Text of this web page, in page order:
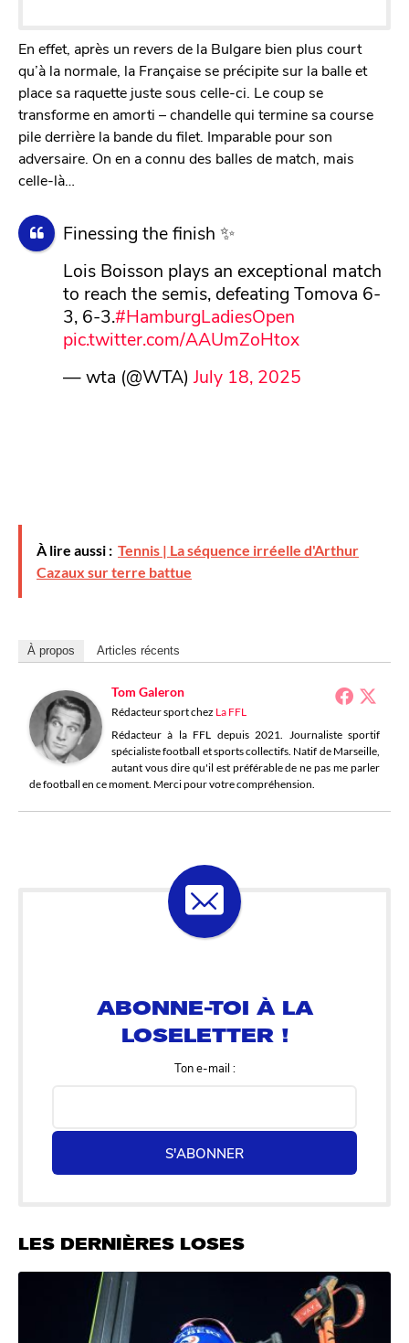
En effet, après un revers de la Bulgare bien plus court
qu’à la normale, la Française se précipite sur la balle et
place sa raquette juste sous celle-ci. Le coup se
transforme en amorti – chandelle qui termine sa course
pile derrière la bande du filet. Imparable pour son
adversaire. On en a connu des balles de match, mais
celle-là…
Finessing the finish ✨
Lois Boisson plays an exceptional match
to reach the semis, defeating Tomova 6-
3, 6-3.#HamburgLadiesOpen
pic.twitter.com/AAUmZoHtox
— wta (@WTA) July 18, 2025
À lire aussi : Tennis | La séquence irréelle d'Arthur
Cazaux sur terre battue
À propos Articles récents
Tom Galeron
Rédacteur sportchez La FFL
Rédacteur à la FFL depuis 2021. Journaliste sportif
spécialiste football et sports collectifs. Natif de Marseille,
autant vous dire qu'il est préférable de ne pas me parler
de football en ce moment. Merci pour votre compréhension.
Ton e-mail :
S'ABONNER
LES DERNIÈRES LOSES